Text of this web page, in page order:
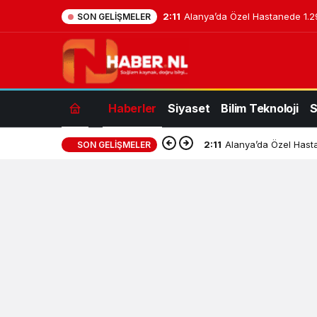
SON GELIŞMELER 2:11 Alanya’da Özel Hastanede
Haberler Siyaset Bilim Teknoloji
SON GELIŞMELER 2:11 Alanya’da Özel